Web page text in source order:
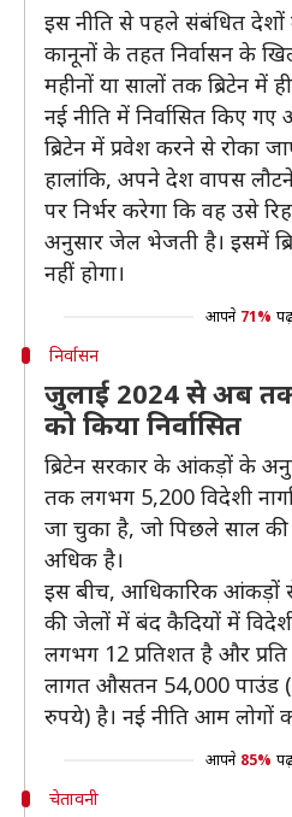
इस नीति से पहले संबंधित देशों
कानूनों के तहत निर्वासन के
महीनों या सालों तक ब्रिटेन में
नई नीति में निर्वासित किए गए
ब्रिटेन में प्रवेश करने से रोका
हालांकि, अपने देश वापस
पर निर्भर करेगा कि वह उसे
अनुसार जेल भेजती है। इसमें
नहीं होगा।
आपने 71%
निर्वासन
जुलाई 2024 से अब
को किया निर्वासित
ब्रिटेन सरकार के आंकड़ों के
तक लगभग 5,200 विदेशी
जा चुका है, जो पिछले साल की
अधिक है।
इस बीच, आधिकारिक आंकड़ों
की जेलों में बंद कैदियों में
लगभग 12 प्रतिशत है और
लागत औसतन 54,000 पाउंड
रुपये) है। नई नीति आम लोगों
आपने 85%
चेतावनी